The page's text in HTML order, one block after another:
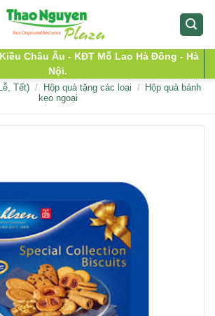
Châu Âu - KĐT Mỗ Lao Hà Đông - Hà
Nội.
Tết) / Hộp quà tặng các loại /
Hộp quà bánh
kẹo ngoại